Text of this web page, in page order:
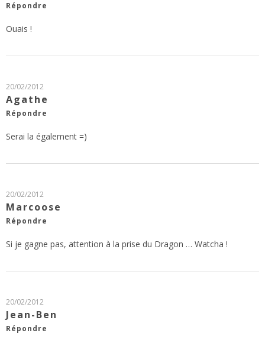
Répondre
Ouais !
20/02/2012
Agathe
Répondre
Serai la également =)
20/02/2012
Marcoose
Répondre
Si je gagne pas, attention à la prise du Dragon … Watcha !
20/02/2012
Jean-Ben
Répondre